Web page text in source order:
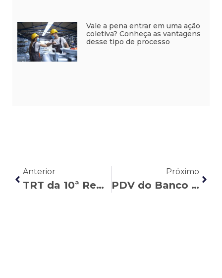
Vale a pena entrar em uma ação
coletiva? Conheça as vantagens
desse tipo de processo
Anterior
TRT da 10ª Região confirma contratação dos aprovados em concurso da Caixa de 2014
Próximo
PDV do Banco do Brasil e PREVI: como fica essa relação